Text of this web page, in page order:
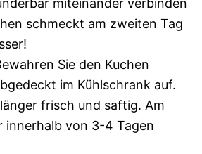
miteinander verbinden
schmeckt am zweiten Tag
Sie den Kuchen
im Kühlschrank auf.
frisch und saftig. Am
innerhalb von 3-4 Tagen